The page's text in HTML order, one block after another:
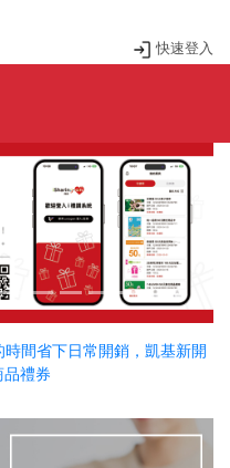
快速登入
Next
間省下日常開銷，凱基新開
品禮券